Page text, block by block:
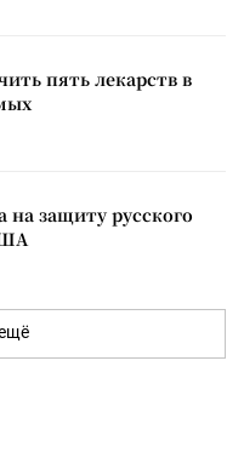
пять лекарств в
защиту русского